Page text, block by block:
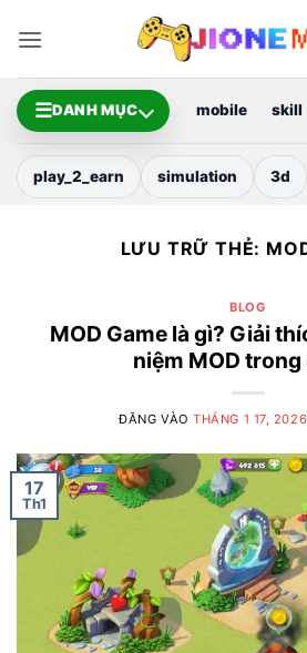
qua
dung
☰DANH MỤC mobile skill
play_2_earn simulation 3d
LƯU TRỮ THẺ:
BLOG
MOD Game là gì? Giải
niệm MOD trong
ĐĂNG VÀOTHÁNG 1 17, 2026
17
Th1